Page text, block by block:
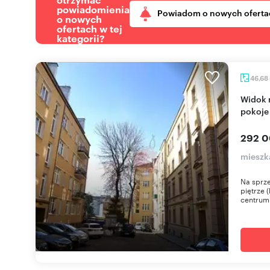
powiadomienia
o nowych
ofertach w tej
kategorii?
Powiadom o nowych
46,68
Widok na miasto, remont do własnej aranżacji, 2
pokoje
292
Na
piętrze